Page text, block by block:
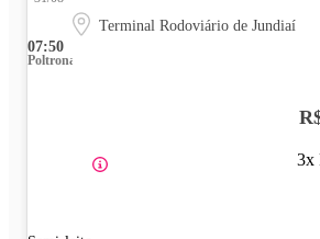
07:50
Terminal Rodoviário de Jundiaí
Poltrona
3x